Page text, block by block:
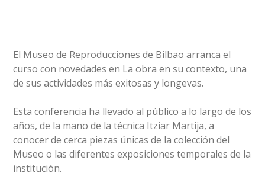
El Museo de Reproducciones de Bilbao arranca el
curso con novedades en La obra en su contexto, una
de sus actividades más exitosas y longevas.
Esta conferencia ha llevado al público a lo largo de los
años, de la mano de la técnica Itziar Martija, a
conocer de cerca piezas únicas de la colección del
Museo o las diferentes exposiciones temporales de la
institución.